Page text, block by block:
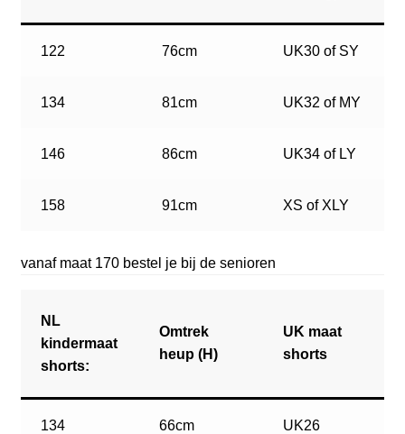
122 76cm UK30 of SY
134 81cm UK32 of MY
146 86cm UK34 of LY
158 91cm XS of XLY
vanaf maat 170 bestel je bij de senioren
NL
kindermaat
shorts:
Omtrek
heup (H)
UK maat
shorts
134 66cm UK26